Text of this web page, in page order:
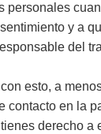
personales
y a
del
esto, a
en la
derecho